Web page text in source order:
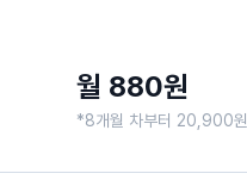
월 880원
*8개월 차부터 20,900원